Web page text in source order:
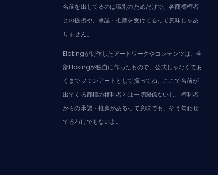
名前を出してるのは識別のためだけで、各商標権者
との提携や、承認・推薦を受けてるって意味じゃあ
りません。
Elokingが制作したアートワークやコンテンツは、全
部Elokingが独自に作ったもので、公式じゃなくてあ
くまでファンアートとして扱ってね。ここで名前が
出てくる商標の権利者とは一切関係ないし、権利者
からの承認・推薦があるって意味でも、そう匂わせ
てるわけでもないよ。